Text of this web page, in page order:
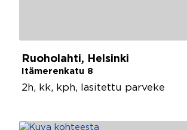
Ruoholahti, Helsinki
Itämerenkatu 8
2h, kk, kph, lasitettu parveke